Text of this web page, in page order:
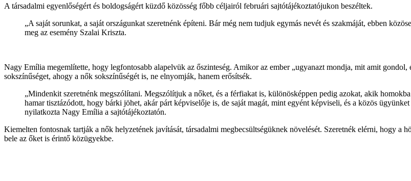
A társadalmi egyenlőségért és boldogságért küzdő közösség főbb céljairól februári sajtótájékoztatójukon beszéltek.
„A saját sorunkat, a saját országunkat szeretnénk építeni. Bár még nem tudjuk egymás nevét és szakmáját, ebben
meg az esemény Szalai Kriszta.
Nagy Emília megemlítette, hogy legfontosabb alapelvük az őszinteség. Amikor az ember „ugyanazt mondja, mit amit
sokszínűséget, ahogy a nők sokszínűségét is, ne elnyomják, hanem erősítsék.
„Mindenkit szeretnénk megszólítani. Megszólítjuk a nőket, és a férfiakat is, különösképpen pedig azokat, akik
hamar tisztázódott, hogy bárki jöhet, akár párt képviselője is, de saját magát, mint egyént képviseli, és a közös
nyilatkozta Nagy Emília a sajtótájékoztatón.
Kiemelten fontosnak tartják a nők helyzetének javítását, társadalmi megbecsültségüknek növelését. Szeretnék elérni, hogy a
bele az őket is érintő közügyekbe.